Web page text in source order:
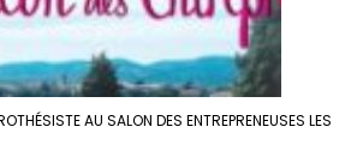
AU SALON DES ENTREPRENEUSES LES